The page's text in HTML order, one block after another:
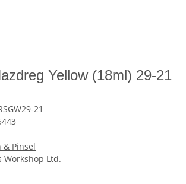
Yellow (18ml) 29-21
21
& Pinsel
Workshop Ltd.